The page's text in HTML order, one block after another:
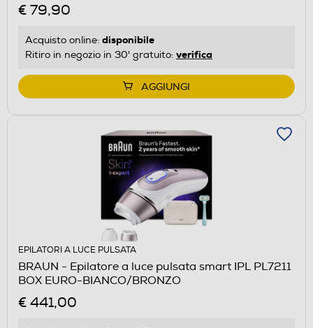
€ 79,90
Acquisto online: disponibile
Ritiro in negozio in 30' gratuito: verifica
AGGIUNGI
EPILATORI A LUCE PULSATA
BRAUN - Epilatore a luce pulsata smart IPL PL7211
BOX EURO-BIANCO/BRONZO
€ 441,00